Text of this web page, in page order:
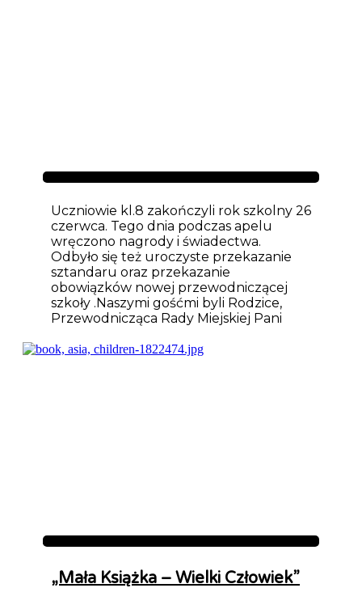
Aktualności
Uczniowie kl.8 zakończyli rok szkolny 26
czerwca. Tego dnia podczas apelu
wręczono nagrody i świadectwa.
Odbyło się też uroczyste przekazanie
sztandaru oraz przekazanie
obowiązków nowej przewodniczącej
szkoły .Naszymi gośćmi byli Rodzice,
Przewodnicząca Rady Miejskiej Pani
Aktualności
„Mała Książka – Wielki Człowiek”